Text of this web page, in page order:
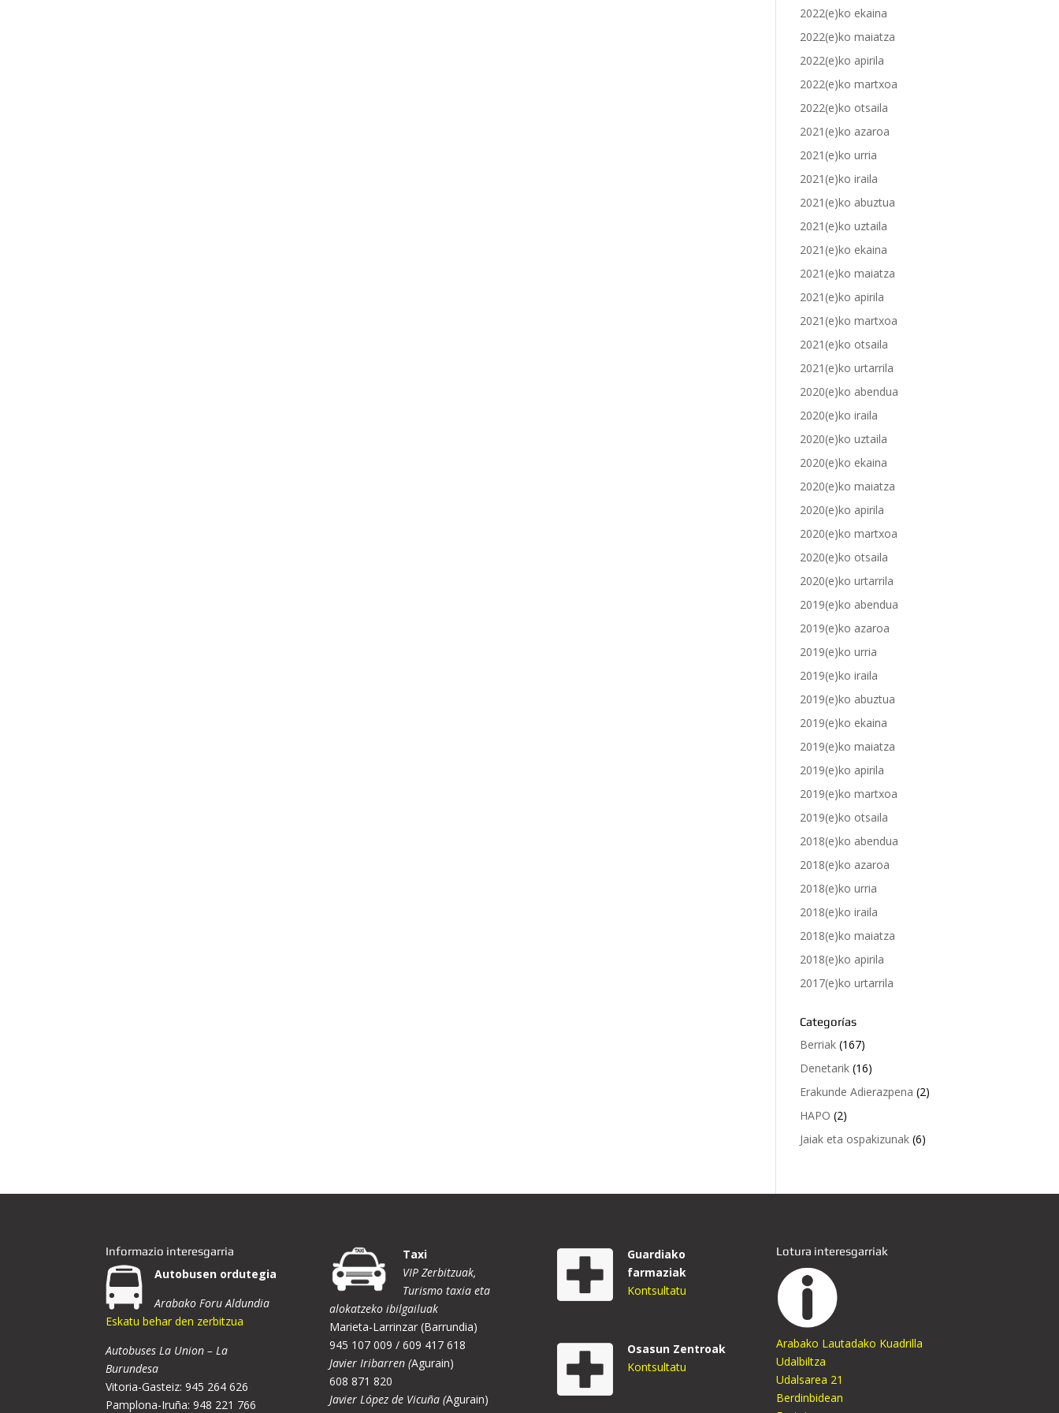
2022(e)ko ekaina
2022(e)ko maiatza
2022(e)ko apirila
2022(e)ko martxoa
2022(e)ko otsaila
2021(e)ko azaroa
2021(e)ko urria
2021(e)ko iraila
2021(e)ko abuztua
2021(e)ko uztaila
2021(e)ko ekaina
2021(e)ko maiatza
2021(e)ko apirila
2021(e)ko martxoa
2021(e)ko otsaila
2021(e)ko urtarrila
2020(e)ko abendua
2020(e)ko iraila
2020(e)ko uztaila
2020(e)ko ekaina
2020(e)ko maiatza
2020(e)ko apirila
2020(e)ko martxoa
2020(e)ko otsaila
2020(e)ko urtarrila
2019(e)ko abendua
2019(e)ko azaroa
2019(e)ko urria
2019(e)ko iraila
2019(e)ko abuztua
2019(e)ko ekaina
2019(e)ko maiatza
2019(e)ko apirila
2019(e)ko martxoa
2019(e)ko otsaila
2018(e)ko abendua
2018(e)ko azaroa
2018(e)ko urria
2018(e)ko iraila
2018(e)ko maiatza
2018(e)ko apirila
2017(e)ko urtarrila
Categorías
Berriak (167)
Denetarik (16)
Erakunde Adierazpena (2)
HAPO (2)
Jaiak eta ospakizunak (6)
Informazio interesgarria
Autobusen ordutegia
Arabako Foru Aldundia
Eskatu behar den zerbitzua
Autobuses La Union – La
Burundesa
Vitoria-Gasteiz: 945 264 626
Pamplona-Iruña: 948 221 766
Taxi
VIP Zerbitzuak,
Turismo taxia eta
alokatzeko ibilgailuak
Marieta-Larrinzar (Barrundia)
945 107 009 / 609 417 618
Javier Iribarren (Agurain)
608 871 820
Javier López de Vicuña (Agurain)
Guardiako
farmaziak
Kontsultatu
Osasun Zentroak
Kontsultatu
Lotura interesgarriak
Arabako Lautadako Kuadrilla
Udalbiltza
Udalsarea 21
Berdinbidean